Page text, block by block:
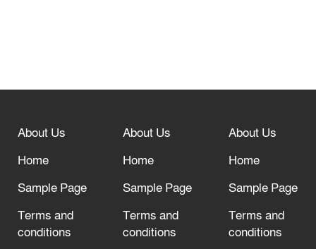
“অসহযোগ” আন্দোলনের হুমকি
দরজা খোলা রেখেছেন
About Us
Home
Sample Page
Terms and
conditions
About Us
Home
Sample Page
Terms and
conditions
About Us
Home
Sample Page
Terms and
conditions